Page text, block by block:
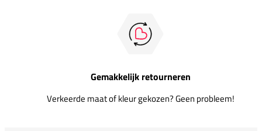
Gemakkelijk retourneren
Verkeerde maat of kleur gekozen? Geen probleem!